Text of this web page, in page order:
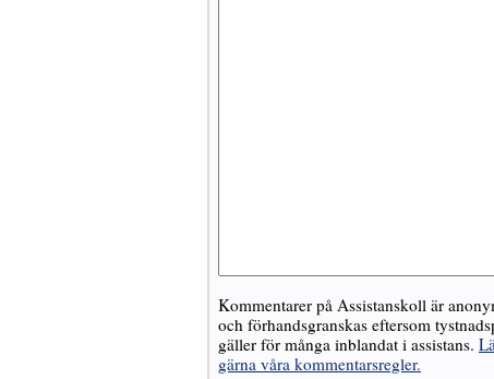
Kommentarer på Assistanskoll är
och förhandsgranskas eftersom
gäller för många inblandat i assistans.
gärna våra kommentarsregler.